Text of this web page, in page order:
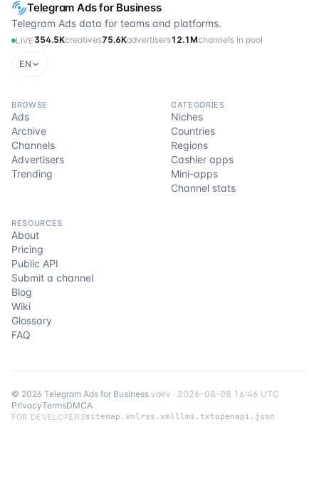
Telegram Ads for Business
Telegram Ads data for teams and platforms.
LIVE 354.5Kcreatives75.6Kadvertisers12.1Mchannels in pool
EN
BROWSE
Ads
Archive
Channels
Advertisers
Trending
CATEGORIES
Niches
Countries
Regions
Cashier apps
Mini-apps
Channel stats
RESOURCES
About
Pricing
Public API
Submit a channel
Blog
Wiki
Glossary
FAQ
© 2026 Telegram Ads for Business.vdev · 2026-08-08 16:46 UTC
PrivacyTermsDMCA
FOR DEVELOPERSsitemap.xml rss.xmlllms.txtopenapi.json